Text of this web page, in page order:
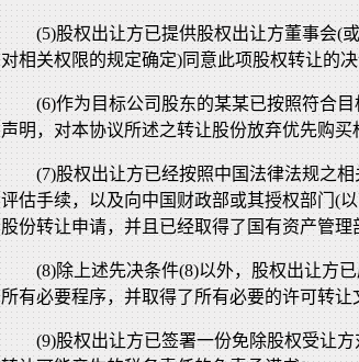
(5)股权出让方已提供股权出让方董事会(
对相关权限的规定确定)同意此项股权转让的
(6)作为目标公司股东的某某已按照符合
声明，对本协议所述之转让股份放弃优先购买
(7)股权出让方已经按照中国法律法规之
评估手续，以及向中国财政部或其授权部门(
股份转让申请，并且已经取得了国有资产管理
(8)除上述先决条件(8)以外，股权出让方
所有必要程序，并取得了所有必要的许可转让
(9)股权出让方已签署一份免除股权受让